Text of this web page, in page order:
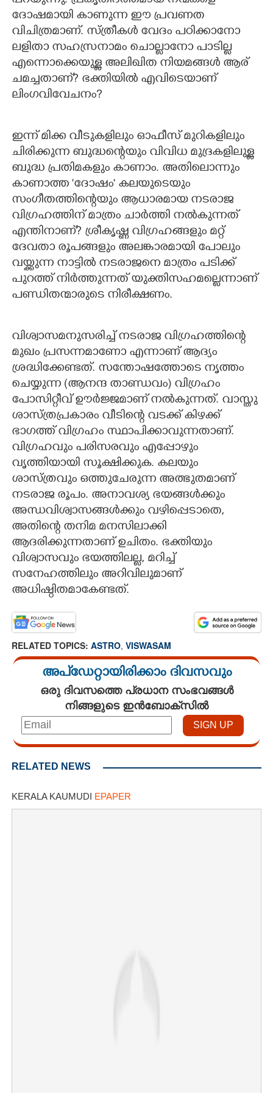
ദോഷമായി കാണുന്ന ഈ പ്രവണത
വിചിത്രമാണ്. സ്ത്രീകൾ വേദം പഠിക്കാനോ
ലളിതാ സഹസ്രനാമം ചൊല്ലാനോ പാടില്ല
എന്നൊക്കെയുള്ള അലിഖിത നിയമങ്ങൾ ആര്
ചമച്ചതാണ്? ഭക്തിയിൽ എവിടെയാണ്
ലിംഗവിവേചനം?
ഇന്ന് മിക്ക വീടുകളിലും ഓഫീസ് മുറികളിലും
ചിരിക്കുന്ന ബുദ്ധന്റെയും വിവിധ മുദ്രകളിലുള്ള
ബുദ്ധ പ്രതിമകളും കാണാം. അതിലൊന്നും
കാണാത്ത 'ദോഷം' കലയുടെയും
സംഗീതത്തിന്റെയും ആധാരമായ നടരാജ
വിഗ്രഹത്തിന് മാത്രം ചാർത്തി നൽകുന്നത്
എന്തിനാണ്? ശ്രീകൃഷ്ണ വിഗ്രഹങ്ങളും മറ്റ്
ദേവതാ രൂപങ്ങളും അലങ്കാരമായി പോലും
വയ്ക്കുന്ന നാട്ടിൽ നടരാജനെ മാത്രം പടിക്ക്
പുറത്ത് നിർത്തുന്നത് യുക്തിസഹമല്ലെന്നാണ്
പണ്ഡിതന്മാരുടെ നിരീക്ഷണം.
വിശ്വാസമനുസരിച്ച് നടരാജ വിഗ്രഹത്തിന്റെ
മുഖം പ്രസന്നമാണോ എന്നാണ് ആദ്യം
ശ്രദ്ധിക്കേണ്ടത്. സന്തോഷത്തോടെ നൃത്തം
ചെയ്യുന്ന (ആനന്ദ താണ്ഡവം) വിഗ്രഹം
പോസിറ്റീവ് ഊർജ്ജമാണ് നൽകുന്നത്. വാസ്തു
ശാസ്ത്രപ്രകാരം വീടിന്റെ വടക്ക് കിഴക്ക്
ഭാഗത്ത് വിഗ്രഹം സ്ഥാപിക്കാവുന്നതാണ്.
വിഗ്രഹവും പരിസരവും എപ്പോഴും
വൃത്തിയായി സൂക്ഷിക്കുക. കലയും
ശാസ്ത്രവും ഒത്തുചേരുന്ന അത്ഭുതമാണ്
നടരാജ രൂപം. അനാവശ്യ ഭയങ്ങൾക്കും
അന്ധവിശ്വാസങ്ങൾക്കും വഴിപ്പെടാതെ,
അതിന്റെ തനിമ മനസിലാക്കി
ആദരിക്കുന്നതാണ് ഉചിതം. ഭക്തിയും
വിശ്വാസവും ഭയത്തിലല്ല, മറിച്ച്
സനേഹത്തിലും അറിവിലുമാണ്
അധിഷ്ഠിതമാകേണ്ടത്.
RELATED TOPICS: ASTRO, VISWASAM
അപ്ഡേറ്റായിരിക്കാം ദിവസവും
ഒരു ദിവസത്തെ പ്രധാന സംഭവങ്ങൾ
നിങ്ങളുടെ ഇൻബോക്സിൽ
RELATED NEWS
KERALA KAUMUDI EPAPER